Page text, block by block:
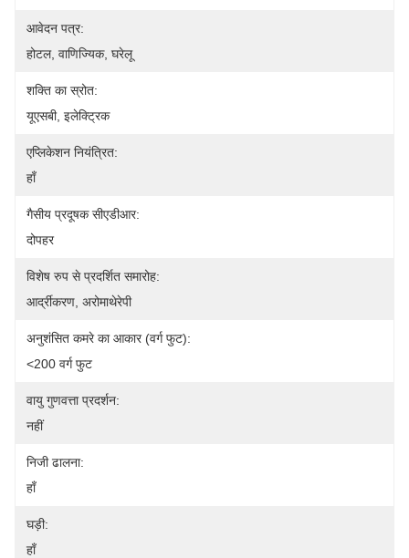
आवेदन पत्र:
होटल, वाणिज्यिक, घरेलू
शक्ति का स्रोत:
यूएसबी, इलेक्ट्रिक
एप्लिकेशन नियंत्रित:
हाँ
गैसीय प्रदूषक सीएडीआर:
दोपहर
विशेष रुप से प्रदर्शित समारोह:
आर्द्रीकरण, अरोमाथेरेपी
अनुशंसित कमरे का आकार (वर्ग फुट):
<200 वर्ग फुट
वायु गुणवत्ता प्रदर्शन:
नहीं
निजी ढालना:
हाँ
घड़ी:
हाँ